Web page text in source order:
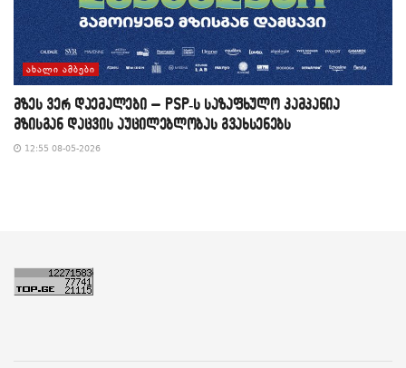
ᲐᲮᲐᲚᲘ ᲐᲛᲑᲔᲑᲘ
მზეს ვერ დაემალები – PSP-ს საზაფხულო კამპანია
მზისგან დაცვის აუცილებლობას გვახსენებს
12:55 08-05-2026